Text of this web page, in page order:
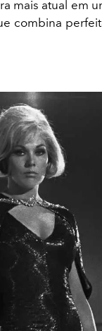
mais atual em
combina